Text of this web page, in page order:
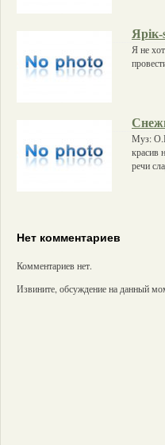
Ярік-
Я не
Муз:
красив
речи
Нет комментариев
Комментариев нет.
Извините, обсуждение на данный